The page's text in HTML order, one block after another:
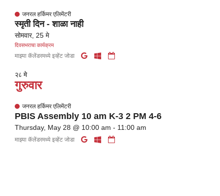
जनरल हर्किमर एलिमेंटरी
स्मृती दिन - शाळा नाही
सोमवार, 25 मे
दिवसभराचा कार्यक्रम
माझ्या कॅलेंडरमध्ये इव्हेंट जोडा
२८ मे
गुरुवार
जनरल हर्किमर एलिमेंटरी
PBIS Assembly 10 am K-3 2 PM 4-6
Thursday, May 28 @ 10:00 am - 11:00 am
माझ्या कॅलेंडरमध्ये इव्हेंट जोडा